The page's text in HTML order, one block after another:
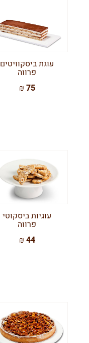
עוגת ביסקוויטים
פרווה
75 ₪
עוגיות ביסקוטי
פרווה
44 ₪